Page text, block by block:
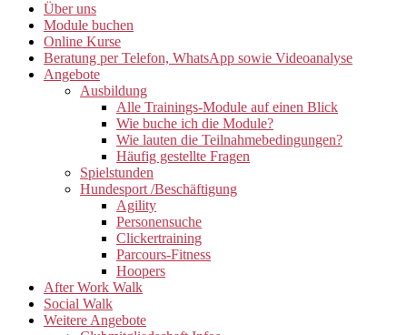
Über uns
Module buchen
Online Kurse
Beratung per Telefon, WhatsApp sowie Videoanalyse
Angebote
Ausbildung
Alle Trainings-Module auf einen Blick
Wie buche ich die Module?
Wie lauten die Teilnahmebedingungen?
Häufig gestellte Fragen
Spielstunden
Hundesport /Beschäftigung
Agility
Personensuche
Clickertraining
Parcours-Fitness
Hoopers
After Work Walk
Social Walk
Weitere Angebote